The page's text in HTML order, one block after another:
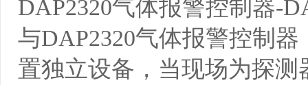
DAP2320气体报警控制器-
与DAP2320气体报警控制
置独立设备，当现场为探